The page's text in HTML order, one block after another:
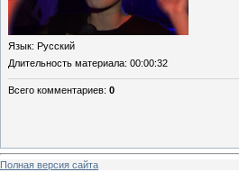
Язык: Русский
Длительность материала: 00:00:32
Всего комментариев: 0
Полная версия сайта